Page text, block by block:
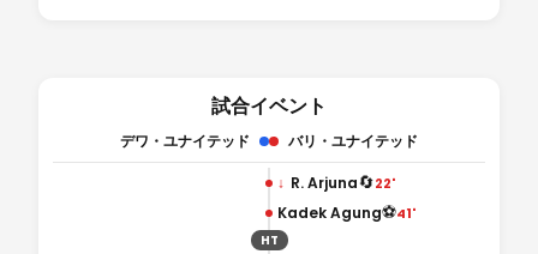
試合イベント
デワ・ユナイテッド バリ・ユナイテッド
↓ R. Arjuna🔄22'
Kadek Agung⚽41'
HT